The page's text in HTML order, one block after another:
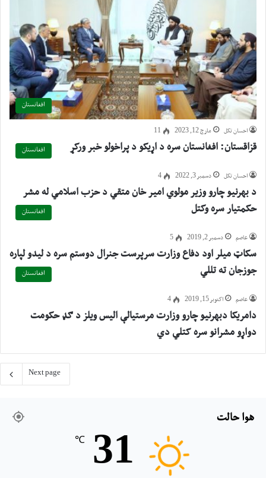
افغانستان
احسان تکل مارچ 12, 2023 11
قزاقستان: افغانستان سره د اړیکو د پراخولو خبر ورکړ افغانستان
احسان تکل دسمبر 3, 2022 4
د بهرنیو چارو وزیر مولوي امیر خان متقي د حزب اسلامي له مشر
حکمتیار سره وکتل
افغانستان
عاصم دسمبر 2, 2019 5
سکاټ میلر اود دفاع وزارت سرپرست جنرال دوستم سره د لیدو لپاره
جوزجان ته تللي
افغانستان
عاصم اکتوبر 15, 2019 4
دامریکا دبهرنیو چارو وزارت مرستیالې الیس ویلز د ګډ حکومت
دواړو مشرانو سره کتلي دي
Next page
هوا حالت
31
℃